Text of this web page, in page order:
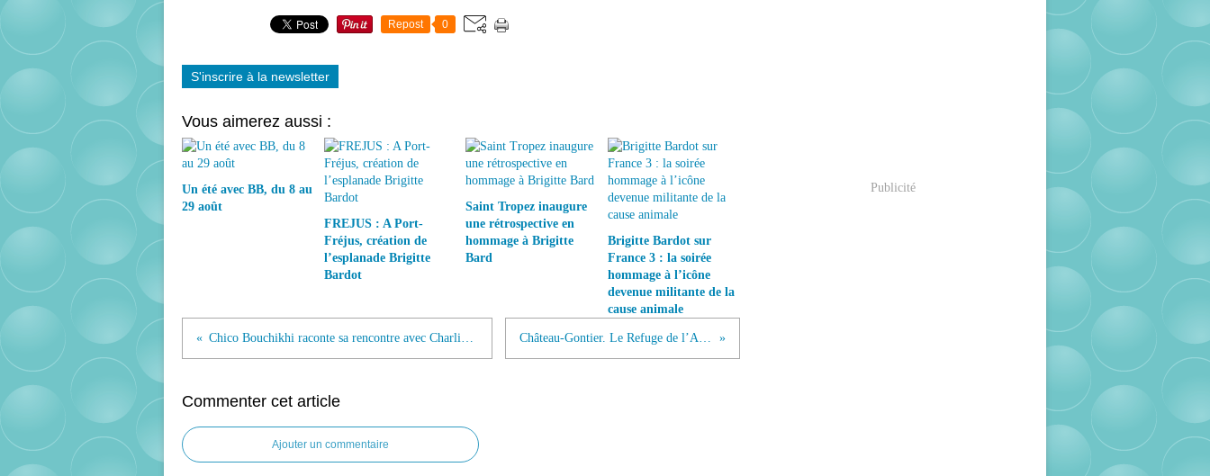
Repost 0
S'inscrire à la newsletter
Vous aimerez aussi :
Un été avec BB, du 8 au
29 août
FREJUS : A Port-
Fréjus, création de
l’esplanade Brigitte
Bardot
Saint Tropez inaugure
une rétrospective en
hommage à Brigitte
Bard
Brigitte Bardot sur
France 3 : la soirée
hommage à l’icône
devenue militante de la
cause animale
Chico Bouchikhi raconte sa rencontre avec Charlie Chaplin et Brigitte Bardot le 07 12 2021 Château-Gontier. Le Refuge de l’Arche accueille un nouveau tigre
Commenter cet article
Ajouter un commentaire
Publicité